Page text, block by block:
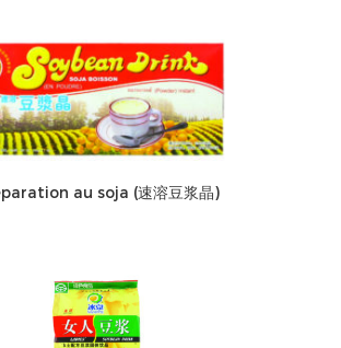
au soja (速溶豆浆晶)